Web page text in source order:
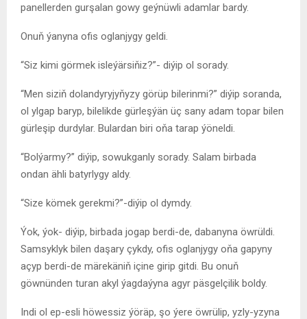
panellerden gurşalan gowy geýnüwli adamlar bardy.
Onuň ýanyna ofis oglanjygy geldi.
“Siz kimi görmek isleýärsiňiz?”- diýip ol sorady.
“Men siziň dolandyryjyňyzy görüp bilerinmi?” diýip soranda,
ol ylgap baryp, bilelikde gürleşýän üç sany adam topar bilen
gürleşip durdylar. Bulardan biri oňa tarap ýöneldi.
“Bolýarmy?” diýip, sowukganly sorady. Salam birbada
ondan ähli batyrlygy aldy.
“Size kömek gerekmi?”-diýip ol dymdy.
Ýok, ýok- diýip, birbada jogap berdi-de, dabanyna öwrüldi.
Samsyklyk bilen daşary çykdy, ofis oglanjygy oňa gapyny
açyp berdi-de märekäniň içine girip gitdi. Bu onuň
göwnünden turan akyl ýagdaýyna agyr päsgelçilik boldy.
Indi ol ep-esli höwessiz ýöräp, şo ýere öwrülip, yzly-yzyna